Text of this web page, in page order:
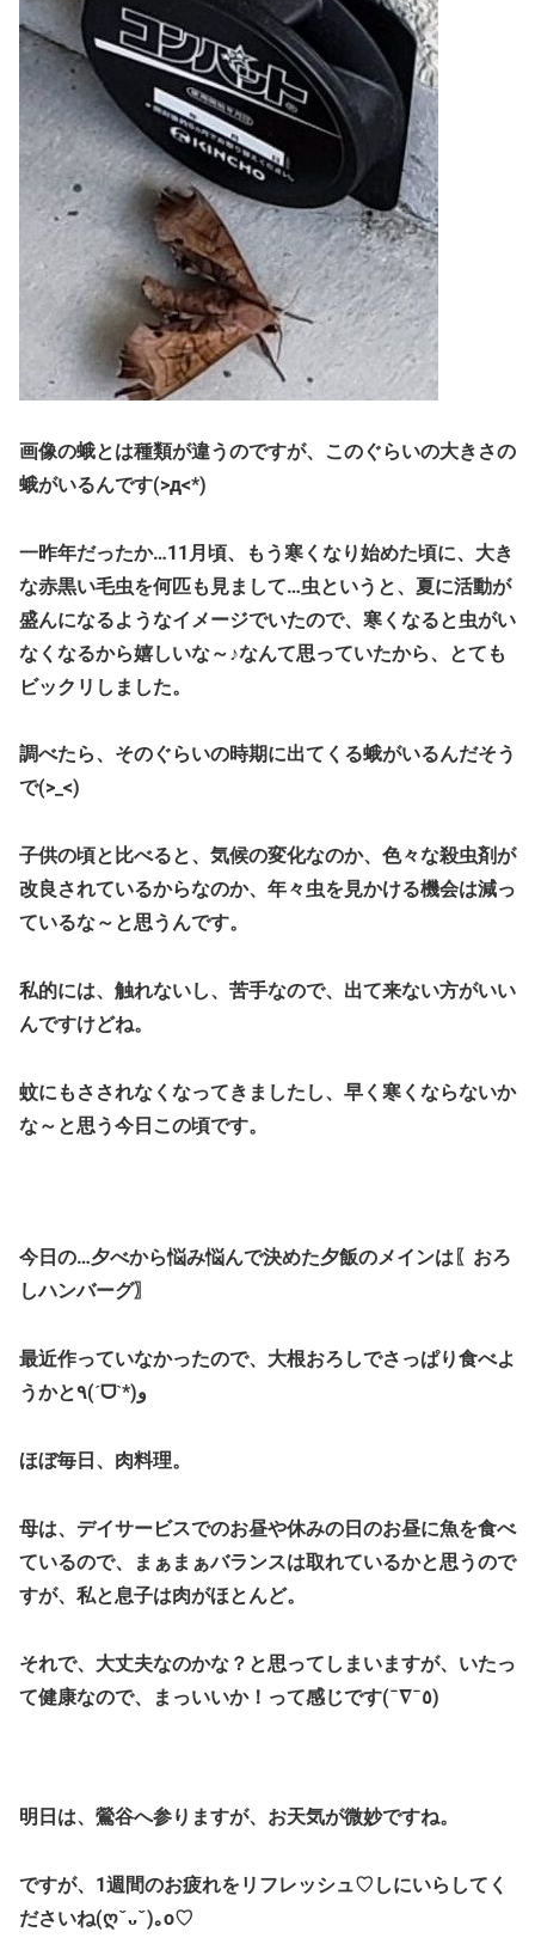
画像の蛾とは種類が違うのですが、このぐらいの大きさの
蛾がいるんです(>д<*)
一昨年だったか…11月頃、もう寒くなり始めた頃に、大き
な赤黒い毛虫を何匹も見まして…虫というと、夏に活動が
盛んになるようなイメージでいたので、寒くなると虫がい
なくなるから嬉しいな～♪なんて思っていたから、とても
ビックリしました。
調べたら、そのぐらいの時期に出てくる蛾がいるんだそう
で(>_<)
子供の頃と比べると、気候の変化なのか、色々な殺虫剤が
改良されているからなのか、年々虫を見かける機会は減っ
ているな～と思うんです。
私的には、触れないし、苦手なので、出て来ない方がいい
んですけどね。
蚊にもさされなくなってきましたし、早く寒くならないか
な～と思う今日この頃です。
今日の…夕べから悩み悩んで決めた夕飯のメインは〖おろ
しハンバーグ〗
最近作っていなかったので、大根おろしでさっぱり食べよ
うかと٩(ˊᗜˋ*)و
ほぼ毎日、肉料理。
母は、デイサービスでのお昼や休みの日のお昼に魚を食べ
ているので、まぁまぁバランスは取れているかと思うので
すが、私と息子は肉がほとんど。
それで、大丈夫なのかな？と思ってしまいますが、いたっ
て健康なので、まっいいか！って感じです(¯∇¯٥)
明日は、鶯谷へ参りますが、お天気が微妙ですね。
ですが、1週間のお疲れをリフレッシュ♡しにいらしてく
ださいね(ღˇᴗˇ)｡o♡